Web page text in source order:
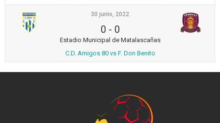
30 junio, 2022
0 - 0
Estadio Municipal de Matalascañas
C.D. Amigos 80 vs F. Don Benito